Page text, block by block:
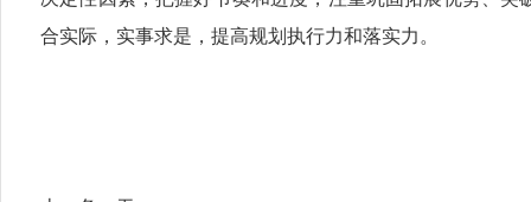
合实际，实事求是，提高规划执行力和落实力。